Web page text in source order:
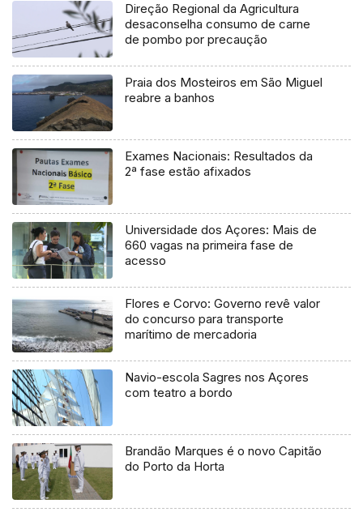
Direção Regional da Agricultura
desaconselha consumo de carne
de pombo por precaução
Praia dos Mosteiros em São Miguel
reabre a banhos
Exames Nacionais: Resultados da
2ª fase estão afixados
Universidade dos Açores: Mais de
660 vagas na primeira fase de
acesso
Flores e Corvo: Governo revê valor
do concurso para transporte
marítimo de mercadoria
Navio-escola Sagres nos Açores
com teatro a bordo
Brandão Marques é o novo Capitão
do Porto da Horta